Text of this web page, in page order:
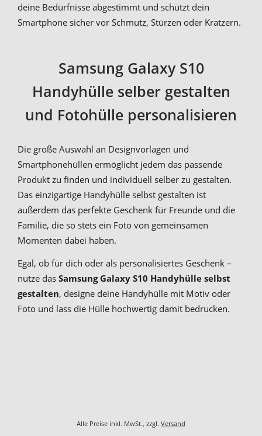
deine Bedürfnisse abgestimmt und schützt dein
Smartphone sicher vor Schmutz, Stürzen oder Kratzern.
Samsung Galaxy S10
Handyhülle selber gestalten
und Fotohülle personalisieren
Die große Auswahl an Designvorlagen und
Smartphonehüllen ermöglicht jedem das passende
Produkt zu finden und individuell selber zu gestalten.
Das einzigartige Handyhülle selbst gestalten ist
außerdem das perfekte Geschenk für Freunde und die
Familie, die so stets ein Foto von gemeinsamen
Momenten dabei haben.
Egal, ob für dich oder als personalisiertes Geschenk –
nutze das Samsung Galaxy S10 Handyhülle selbst
gestalten, designe deine Handyhülle mit Motiv oder
Foto und lass die Hülle hochwertig damit bedrucken.
Alle Preise inkl. MwSt., zzgl. Versand